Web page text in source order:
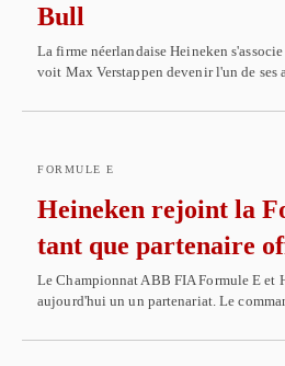
Bull
La firme néerlandaise Heineken
voit Max Verstappen devenir l'un de ses
FORMULE E
Heineken rejoint la
tant que partenaire
Le Championnat ABB FIA Formule E et
aujourd'hui un un partenariat. Le